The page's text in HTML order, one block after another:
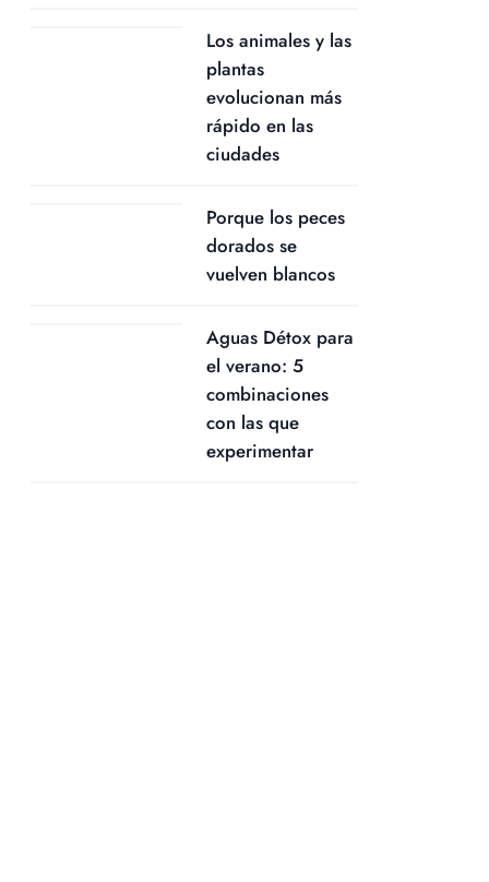
Los animales y las
plantas
evolucionan más
rápido en las
ciudades
Porque los peces
dorados se
vuelven blancos
Aguas Détox para
el verano: 5
combinaciones
con las que
experimentar